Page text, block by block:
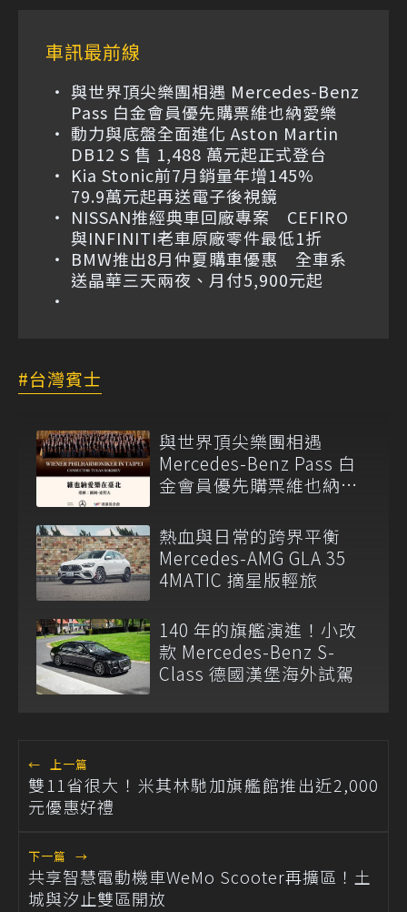
車訊最前線
與世界頂尖樂團相遇 Mercedes-Benz
Pass 白金會員優先購票維也納愛樂
動力與底盤全面進化 Aston Martin
DB12 S 售 1,488 萬元起正式登台
Kia Stonic前7月銷量年增145%
79.9萬元起再送電子後視鏡
NISSAN推經典車回廠專案 CEFIRO
與INFINITI老車原廠零件最低1折
BMW推出8月仲夏購車優惠 全車系
送晶華三天兩夜、月付5,900元起
台灣賓士
與世界頂尖樂團相遇
Mercedes-Benz Pass 白
金會員優先購票維也納愛
熱血與日常的跨界平衡
Mercedes-AMG GLA 35
4MATIC 摘星版輕旅
140 年的旗艦演進！小改
款 Mercedes-Benz S-
Class 德國漢堡海外試駕
← 上一篇
雙11省很大！米其林馳加旗艦館推出近2,000
元優惠好禮
下一篇 →
共享智慧電動機車WeMo Scooter再擴區！土
城與汐止雙區開放